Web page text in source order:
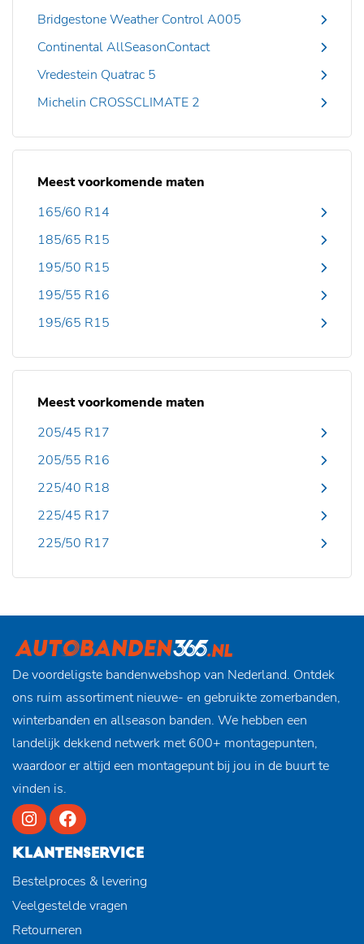
Bridgestone Weather Control A005
Continental AllSeasonContact
Vredestein Quatrac 5
Michelin CROSSCLIMATE 2
Meest voorkomende maten
165/60 R14
185/65 R15
195/50 R15
195/55 R16
195/65 R15
Meest voorkomende maten
205/45 R17
205/55 R16
225/40 R18
225/45 R17
225/50 R17
De voordeligste bandenwebshop van Nederland. Ontdek
ons ruim assortiment nieuwe- en gebruikte zomerbanden,
winterbanden en allseason banden. We hebben een
landelijk dekkend netwerk met 600+ montagepunten,
waardoor er altijd een montagepunt bij jou in de buurt te
vinden is.
KLANTENSERVICE
Bestelproces & levering
Veelgestelde vragen
Retourneren